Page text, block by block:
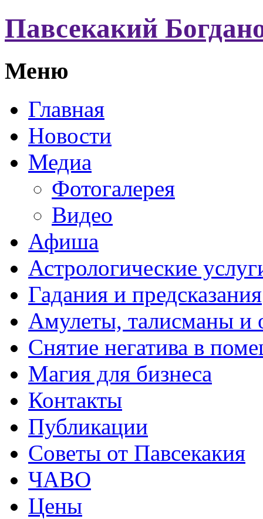
Павсекакий
Меню
Главная
Новости
Медиа
Фотогалерея
Видео
Афиша
Астрологические
Гадания и предсказания
Амулеты, талисманы и
Снятие негатива в
Магия для бизнеса
Контакты
Публикации
Советы от Павсекакия
ЧАВО
Цены